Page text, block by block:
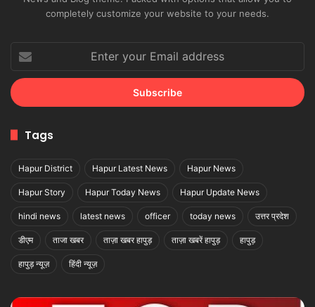
completely customize your website to your needs.
your
Email
address
Tags
Hapur District Hapur Latest News Hapur News
Hapur Story Hapur Today News Hapur Update News
hindi news latest news officer today news उत्तर प्रदेश
डीएम ताजा खबर ताज़ा खबर हापुड़ ताज़ा खबरें हापुड़ हापुड़
हापुड़ न्यूज़ हिंदी न्यूज़